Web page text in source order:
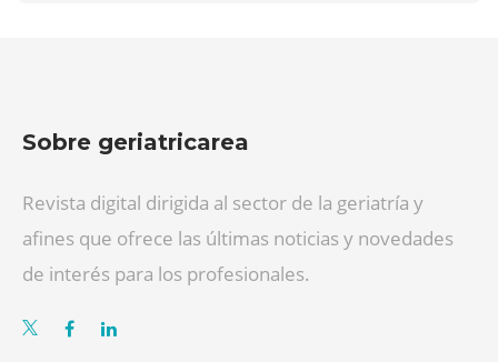
Sobre geriatricarea
Revista digital dirigida al sector de la geriatría y
afines que ofrece las últimas noticias y novedades
de interés para los profesionales.